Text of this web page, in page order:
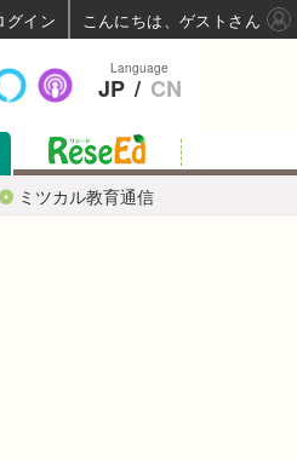
ミツカル教育通信
Language
JP / CN
グイン こんにちは、ゲストさん